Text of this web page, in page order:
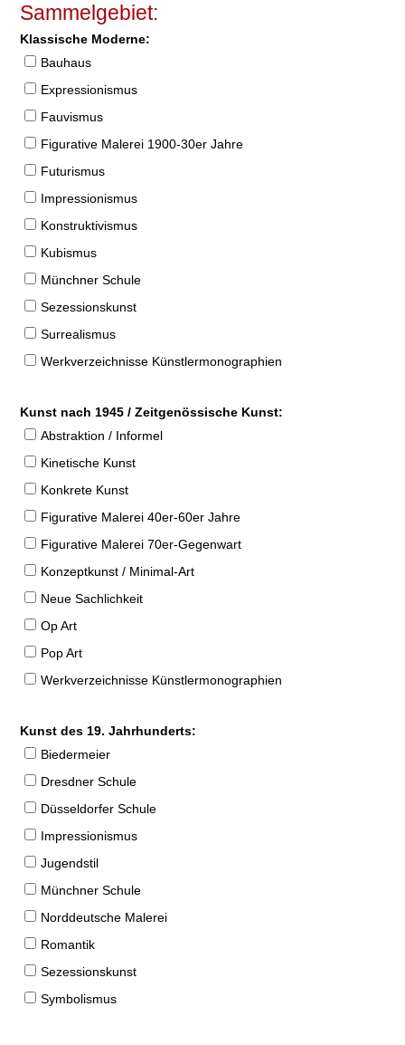
Sammelgebiet:
Klassische Moderne:
Bauhaus
Expressionismus
Fauvismus
Figurative Malerei 1900-30er Jahre
Futurismus
Impressionismus
Konstruktivismus
Kubismus
Münchner Schule
Sezessionskunst
Surrealismus
Werkverzeichnisse Künstlermonographien
Kunst nach 1945 / Zeitgenössische Kunst:
Abstraktion / Informel
Kinetische Kunst
Konkrete Kunst
Figurative Malerei 40er-60er Jahre
Figurative Malerei 70er-Gegenwart
Konzeptkunst / Minimal-Art
Neue Sachlichkeit
Op Art
Pop Art
Werkverzeichnisse Künstlermonographien
Kunst des 19. Jahrhunderts:
Biedermeier
Dresdner Schule
Düsseldorfer Schule
Impressionismus
Jugendstil
Münchner Schule
Norddeutsche Malerei
Romantik
Sezessionskunst
Symbolismus